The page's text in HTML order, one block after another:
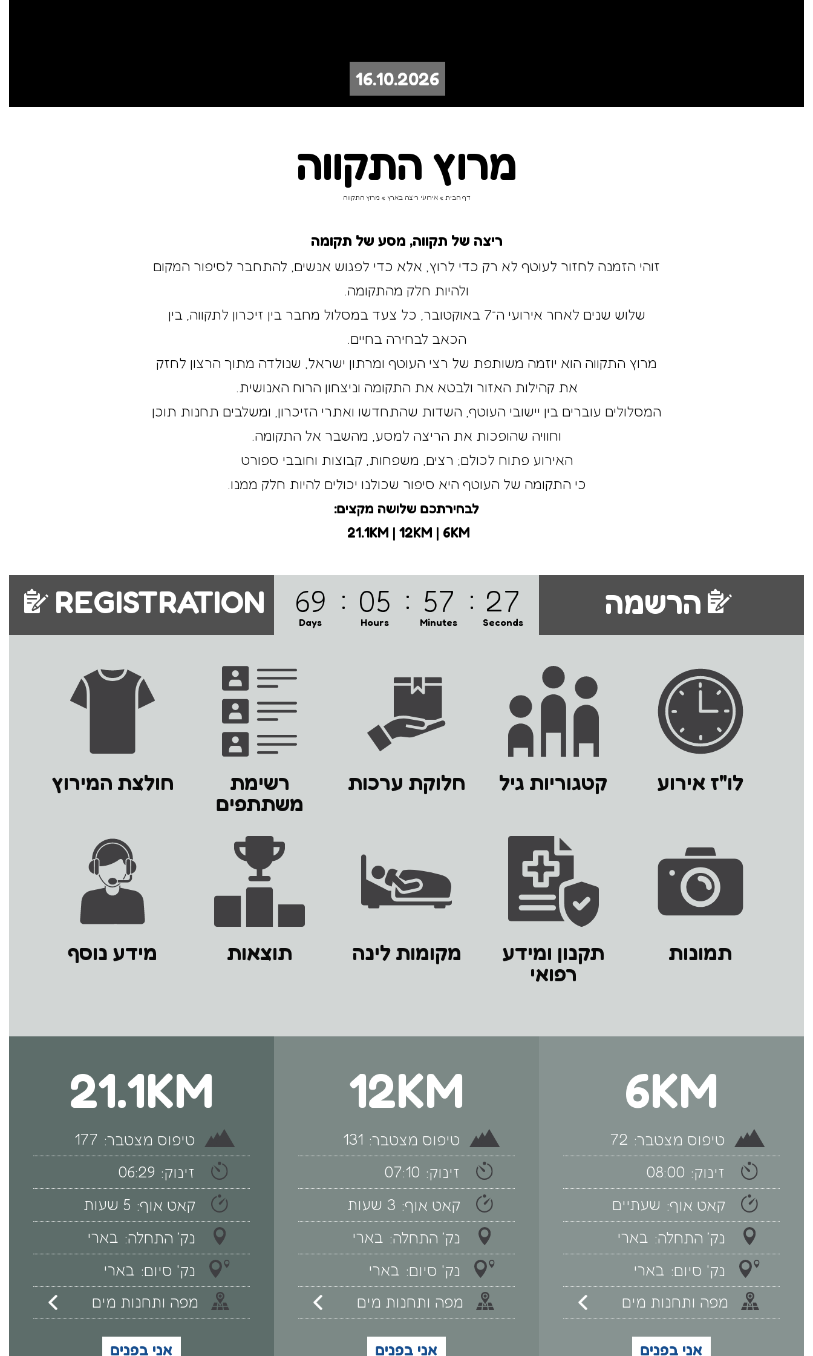
16.10.2026
מרוץ התקווה
דף הבית »אירועי ריצה בארץ » מרוץ התקווה
ריצה של תקווה, מסע של תקומה
זוהי הזמנה לחזור לעוטף לא רק כדי לרוץ, אלא כדי לפגוש אנשים, להתחבר לסיפור המקום
ולהיות חלק מהתקומה.
שלוש שנים לאחר אירועי ה־7 באוקטובר, כל צעד במסלול מחבר בין זיכרון לתקווה, בין
הכאב לבחירה בחיים.
מרוץ התקווה הוא יוזמה משותפת של רצי העוטף ומרתון ישראל, שנולדה מתוך הרצון לחזק
את קהילות האזור ולבטא את התקומה וניצחון הרוח האנושית.
המסלולים עוברים בין יישובי העוטף, השדות שהתחדשו ואתרי הזיכרון, ומשלבים תחנות תוכן
וחוויה שהופכות את הריצה למסע, מהשבר אל התקומה.
האירוע פתוח לכולם; רצים, משפחות, קבוצות וחובבי ספורט
כי התקומה של העוטף היא סיפור שכולנו יכולים להיות חלק ממנו.
לבחירתכם שלושה מקצים:
21.1KM | 12KM | 6KM
הרשמה 69
Days
05
Hours
57
Minutes
26
Seconds
REGISTRATION
לו"ז אירוע קטגוריות גיל חלוקת ערכות
רשימת
משתתפים
חולצת המירוץ
תמונות
תקנון ומידע
רפואי
מקומות לינה תוצאות מידע נוסף
21.1KM
טיפוס מצטבר: 177
זינוק: 06:29
קאט אוף: 5 שעות
נק׳ התחלה: בארי
נק' סיום: בארי
מפה ותחנות מים
אני בפנים
12KM
טיפוס מצטבר: 131
זינוק: 07:10
קאט אוף: 3 שעות
נק׳ התחלה: בארי
נק' סיום: בארי
מפה ותחנות מים
אני בפנים
6KM
טיפוס מצטבר: 72
זינוק: 08:00
קאט אוף: שעתיים
נק׳ התחלה: בארי
נק' סיום: בארי
מפה ותחנות מים
אני בפנים